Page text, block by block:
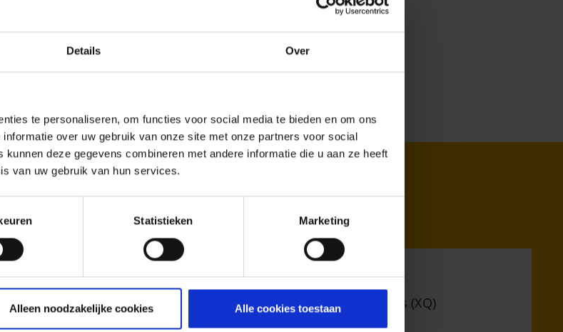
Details Over
te personaliseren, om functies voor social media te bieden en om ons
over uw gebruik van onze site met onze partners voor social
deze gegevens combineren met andere informatie die u aan ze heeft
van uw gebruik van hun services.
Statistieken Marketing
Alleen noodzakelijke cookies Alle cookies toestaan
Izmir